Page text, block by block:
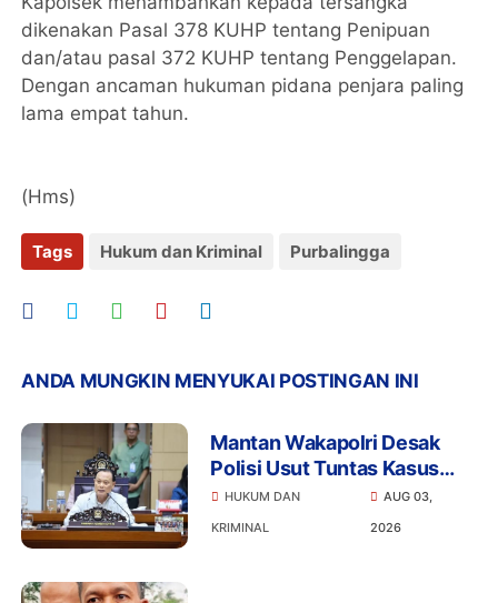
dikenakan Pasal 378 KUHP tentang Penipuan
dan/atau pasal 372 KUHP tentang Penggelapan.
Dengan ancaman hukuman pidana penjara paling
lama empat tahun.
(Hms)
Tags Hukum dan Kriminal Purbalingga
ANDA MUNGKIN MENYUKAI POSTINGAN INI
Mantan Wakapolri Desak
Polisi Usut Tuntas Kasus
Bigmo Ajak Anak di Bawah
Umur Promosikan Vape
HUKUM DAN
KRIMINAL
AUG 03,
2026